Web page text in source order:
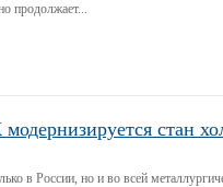
продолжает...
стан
в России, но и во всей